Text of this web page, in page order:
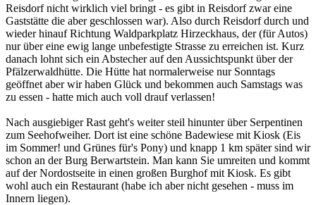
Reisdorf nicht wirklich viel bringt - es gibt in Reisdorf zwar eine
Gaststätte die aber geschlossen war). Also durch Reisdorf durch und
wieder hinauf Richtung Waldparkplatz Hirzeckhaus, der (für Autos)
nur über eine ewig lange unbefestigte Strasse zu erreichen ist. Kurz
danach lohnt sich ein Abstecher auf den Aussichtspunkt über der
Pfälzerwaldhütte. Die Hütte hat normalerweise nur Sonntags
geöffnet aber wir haben Glück und bekommen auch Samstags was
zu essen - hatte mich auch voll drauf verlassen!
Nach ausgiebiger Rast geht's weiter steil hinunter über Serpentinen
zum Seehofweiher. Dort ist eine schöne Badewiese mit Kiosk (Eis
im Sommer! und Grünes für's Pony) und knapp 1 km später sind wir
schon an der Burg Berwartstein. Man kann Sie umreiten und kommt
auf der Nordostseite in einen großen Burghof mit Kiosk. Es gibt
wohl auch ein Restaurant (habe ich aber nicht gesehen - muss im
Innern liegen).